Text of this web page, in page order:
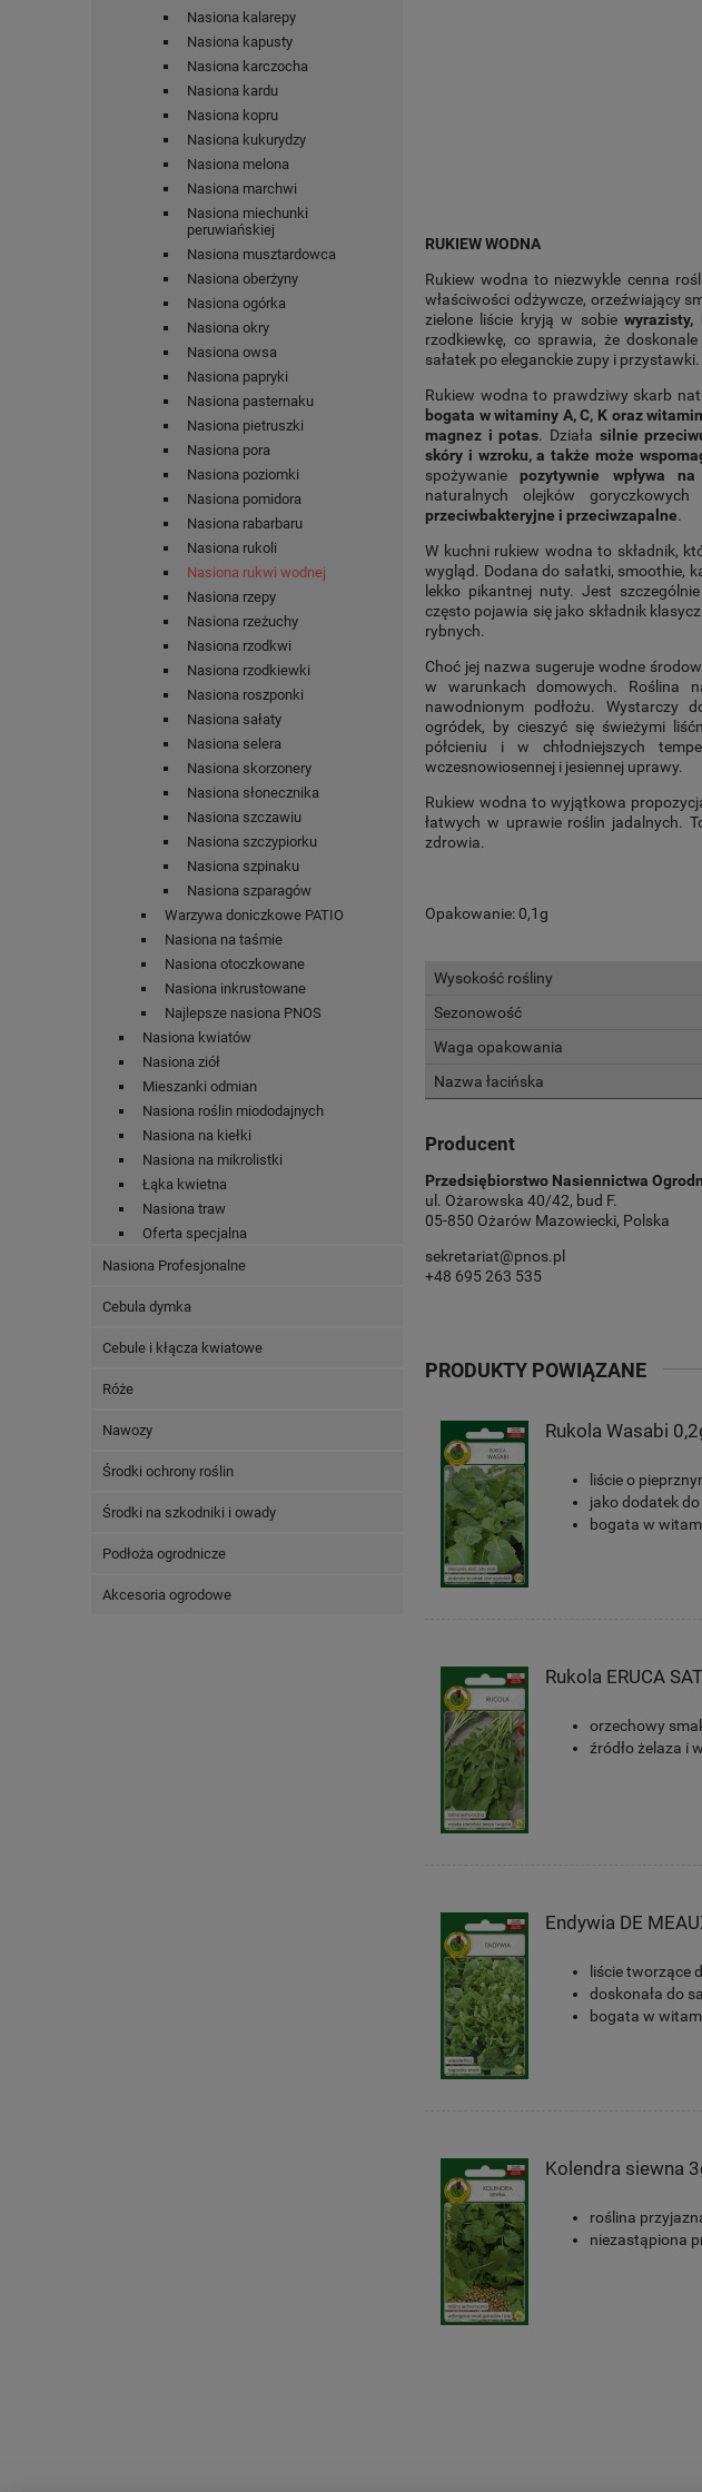
Nasiona kalarepy
Nasiona kapusty
Nasiona karczocha
Nasiona kardu
Nasiona kopru
Nasiona kukurydzy
Nasiona melona
Nasiona marchwi
Nasiona miechunki
peruwiańskiej
Nasiona musztardowca
Nasiona oberżyny
Nasiona ogórka
Nasiona okry
Nasiona owsa
Nasiona papryki
Nasiona pasternaku
Nasiona pietruszki
Nasiona pora
Nasiona poziomki
Nasiona pomidora
Nasiona rabarbaru
Nasiona rukoli
Nasiona rukwi wodnej
Nasiona rzepy
Nasiona rzeżuchy
Nasiona rzodkwi
Nasiona rzodkiewki
Nasiona roszponki
Nasiona sałaty
Nasiona selera
Nasiona skorzonery
Nasiona słonecznika
Nasiona szczawiu
Nasiona szczypiorku
Nasiona szpinaku
Nasiona szparagów
Warzywa doniczkowe PATIO
Nasiona na taśmie
Nasiona otoczkowane
Nasiona inkrustowane
Najlepsze nasiona PNOS
Nasiona kwiatów
Nasiona ziół
Mieszanki odmian
Nasiona roślin miododajnych
Nasiona na kiełki
Nasiona na mikrolistki
Łąka kwietna
Nasiona traw
Oferta specjalna
Nasiona Profesjonalne
Cebula dymka
Cebule i kłącza kwiatowe
Róże
Nawozy
Środki ochrony roślin
Środki na szkodniki i owady
Podłoża ogrodnicze
Akcesoria ogrodowe
RUKIEW WODNA
Rukiew wodna to niezwykle cenna
właściwości odżywcze, orzeźwiający
zielone liście kryją w sobiewyrazisty,
rzodkiewkę, co sprawia, że
sałatek po eleganckie zupy i przystawki.
Rukiew wodna to prawdziwy skarb
bogata w witaminy A, C, K oraz
magnez i potas. Działa silnie
skóry i wzroku, a także może
spożywaniepozytywnie wpływa
naturalnych olejków
przeciwbakteryjne i przeciwzapalne.
W kuchni rukiew wodna to składnik,
wygląd. Dodana do sałatki, smoothie,
lekko pikantnej nuty. Jest
często pojawia się jako składnik
rybnych.
Choć jej nazwa sugeruje wodne
w warunkach domowych. Roślina
nawodnionym podłożu. Wystarczy
ogródek, by cieszyć się świeżymi
półcieniu i w chłodniejszych
wczesnowiosennej i jesiennej uprawy.
Rukiew wodna to wyjątkowa
łatwych w uprawie roślin jadalnych.
zdrowia.
Opakowanie: 0,1g
Wysokość rośliny
Sezonowość
Waga opakowania
Nazwa łacińska
Producent
Przedsiębiorstwo Nasiennictwa
ul. Ożarowska 40/42, bud F.
05-850 Ożarów Mazowiecki, Polska
sekretariat@pnos.pl
+48 695 263 535
PRODUKTY POWIĄZANE
Rukola Wasabi
liście o
jako dodatek
bogata w
Rukola ERUCA
orzechowy
źródło żelaza i
Endywia DE
liście tworzące
doskonała do
bogata w
Kolendra siewna
roślina
niezastąpiona